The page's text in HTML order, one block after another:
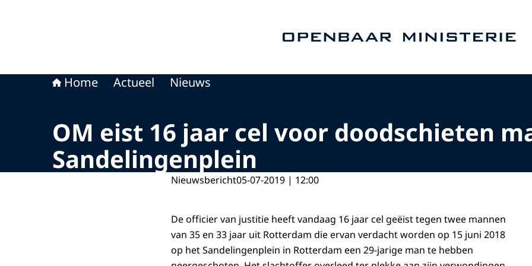
Home Actueel Nieuws
OM eist 16 jaar cel voor doodschieten
Sandelingenplein
Nieuwsbericht05-07-2019 | 12:00
De officier van justitie heeft vandaag 16 jaar cel geëist tegen twee mannen
van 35 en 33 jaar uit Rotterdam die ervan verdacht worden op 15 juni 2018
op het Sandelingenplein in Rotterdam een 29-jarige man te hebben